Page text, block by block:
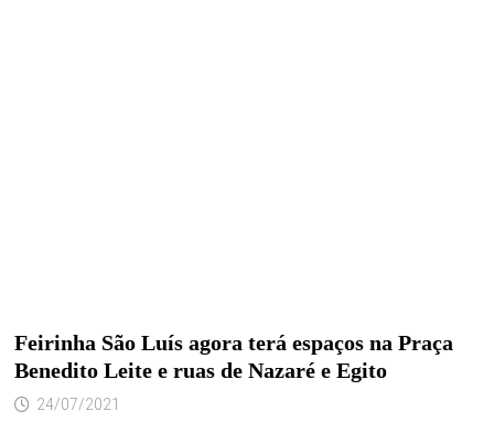
Feirinha São Luís agora terá espaços na Praça
Benedito Leite e ruas de Nazaré e Egito
24/07/2021